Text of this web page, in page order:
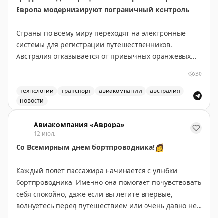
Европа модернизируют пограничный контроль
Страны по всему миру переходят на электронные
системы для регистрации путешественников.
Австралия отказывается от привычных оранжевых
платформы Australia Travel Declaration. Новая система
будет внедрена во всех международных аэропортах и
портах в течение 12-18 месяцев. На проект выделено
программа уже запущена с авиакомпанией Qantas.
В Европе также идет модернизация пограничного
ETIAS для граждан не-ЕС снова отложена. Хотя
официальный сайт указывает на запуск в конце 2026
года, эксперты скептичны относительно этого срока.
ETIAS работает по принципу американской ESTA и
30
технологии транспорт авиакомпании
австралия
новости
Авиакомпания «Аврора»
12 июл.
Со Всемирным днём бортпроводника!👩
Каждый полёт пассажира начинается с улыбки
бортпроводника. Именно она помогает почувствовать
себя спокойно, даже если вы летите впервые,
волнуетесь перед путешествием или очень давно не